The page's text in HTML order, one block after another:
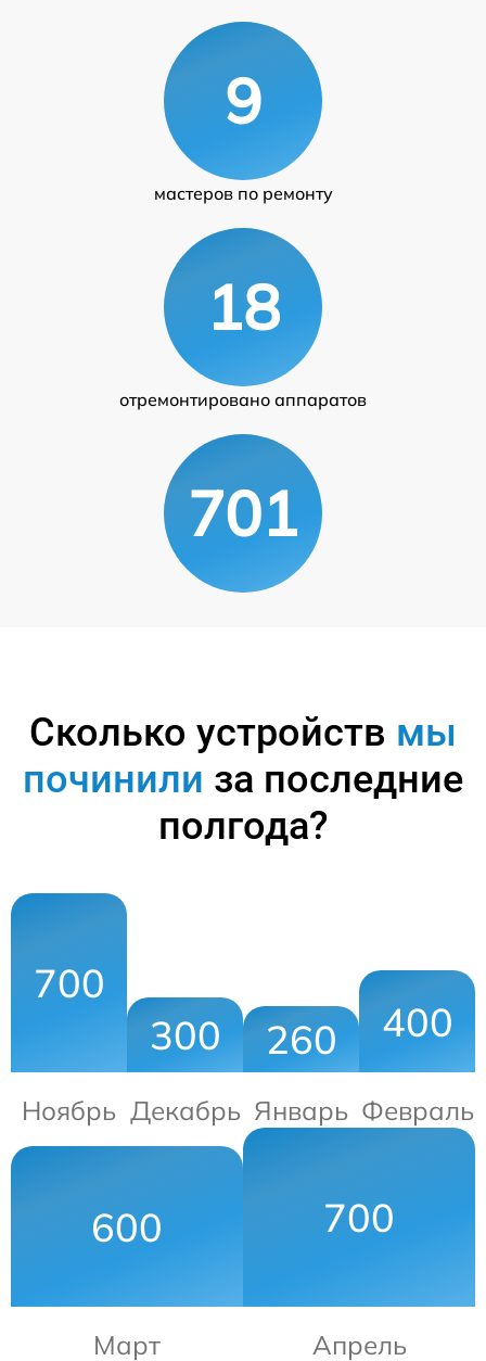
9
мастеров по ремонту
18
отремонтировано аппаратов
701
Сколько устройств мы
починили за последние
полгода?
700
Ноябрь
300
Декабрь
260
Январь
400
Февраль
600
Март
700
Апрель